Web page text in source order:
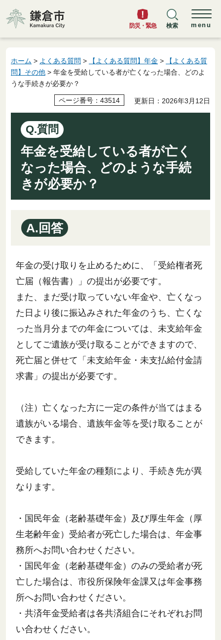
鎌倉市
防災・緊急 検索 menu
ホーム > よくある質問 > 【よくある質問】年金 >
【よくある質
問】その他 > 年金を受給している者が亡くなった場合、どのよ
うな手続きが必要か？
ページ番号：43514 更新日：2026年3月12日
Q.質問
年金を受給している者が亡く
なった場合、どのような手続
きが必要か？
A.回答
年金の受け取りを止めるために、「受給権者死
亡届（報告書）」の提出が必要です。
また、まだ受け取っていない年金や、亡くなっ
た日より後に振込みされた年金のうち、亡くな
った当月分までの年金については、未支給年金
としてご遺族が受け取ることができますので、
死亡届と併せて「未支給年金・未支払給付金請
求書」の提出が必要です。
（注）亡くなった方に一定の条件が当てはまる
遺族がいる場合、遺族年金等を受け取ることが
できます。
受給していた年金の種類により、手続き先が異
なります。
・国民年金（老齢基礎年金）及び厚生年金（厚
生老齢年金）受給者が死亡した場合は、年金事
務所へお問い合わせください。
・国民年金（老齢基礎年金）のみの受給者が死
亡した場合は、市役所保険年金課又は年金事務
所へお問い合わせください。
・共済年金受給者は各共済組合にそれぞれお問
い合わせください。